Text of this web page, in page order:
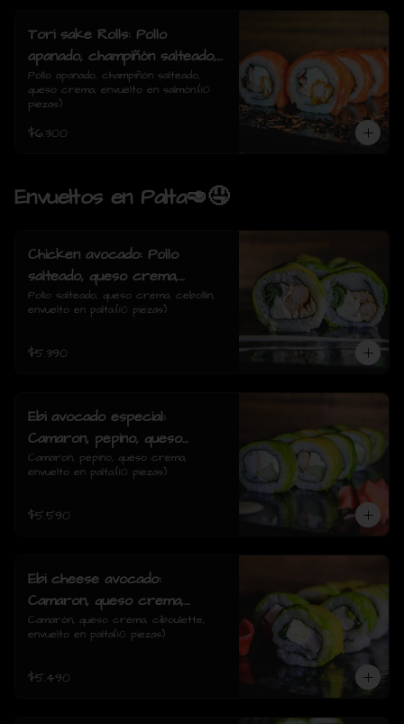
Tori sake Rolls: Pollo
apanado, champiñón salteado,
queso crema, envuelto en
salmón.
Pollo apanado, champiñón salteado,
queso crema, envuelto en salmón.(10
piezas)
$6.300
Envueltos en Palta🥑🤤
Chicken avocado: Pollo
salteado, queso crema,
cebollin, envuelto en palta.
Pollo salteado, queso crema, cebollín,
envuelto en palta.(10 piezas)
$5.390
Ebi avocado especial:
Camaron, pepino, queso
crema, envuelto en palta.
Camaron, pepino, queso crema,
envuelto en palta.(10 piezas)
$5.590
Ebi cheese avocado:
Camaron, queso crema,
ciboulette, envuelto en palta
Camarón, queso crema, ciboulette,
envuelto en palta(10 piezas)
$5.490